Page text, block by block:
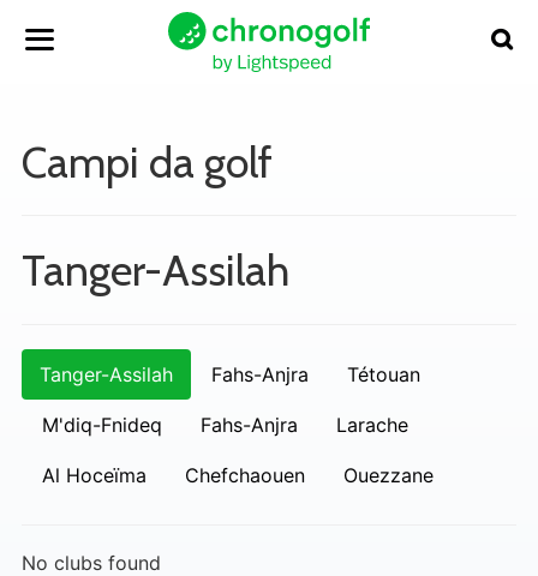
Campi da golf
Tanger-Assilah
Tanger-Assilah Fahs-Anjra Tétouan
M'diq-Fnideq Fahs-Anjra Larache
Al Hoceïma Chefchaouen Ouezzane
No clubs found